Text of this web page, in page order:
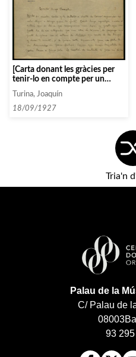
[Carta donant les gràcies per
tenir-lo en compte per un
programa i a Costa com
violinista]
Turina, Joaquín
18/09/1927
Tria'n
Palau de la
C/ Palau de
08003
93